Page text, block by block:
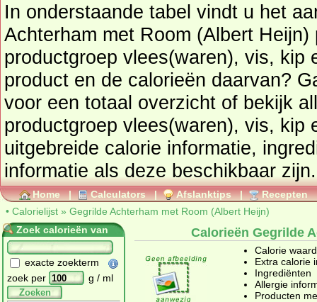
In onderstaande tabel vindt u het
Achterham met Room (Albert Heijn)
productgroep vlees(waren), vis, kip
product en de
voor een totaal overzicht of bekijk alle producten uit de
productgroep vlees(waren), vis, kip
uitgebreide calorie informatie,
informatie als deze beschikbaar zijn.
Home | Calculators | Afslanktips | Recepten
• Calorielijst » Gegrilde Achterham met Room (Albert Heijn)
Zoek calorieën van
exacte zoekterm
zoek per
g / ml
Zoeken
Calorieën Gegrilde
Calorie
Extra calorie
Ingrediënten
Allergie
Producten